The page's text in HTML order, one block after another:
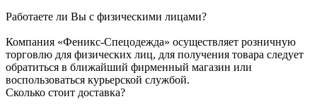
Работаете ли Вы с физическими лицами?
Компания «Феникс-Спецодежда» осуществляет розничную
торговлю для физических лиц, для получения товара следует
обратиться в ближайший фирменный магазин или
воспользоваться курьерской службой.
Сколько стоит доставка?